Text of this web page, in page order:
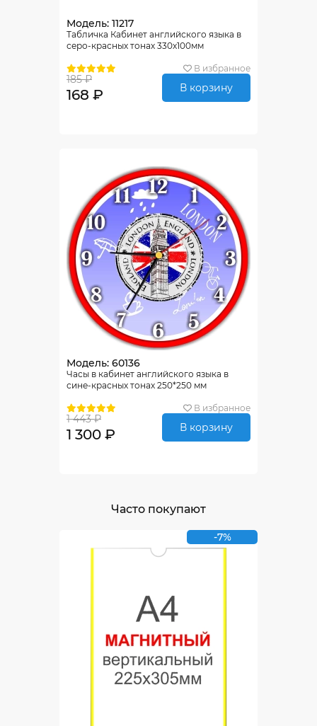
Модель: 11217
Табличка Кабинет английского языка в
серо-красных тонах 330х100мм
В избранное
185 ₽
168 ₽ В корзину
Модель: 60136
Часы в кабинет английского языка в
сине-красных тонах 250*250 мм
В избранное
1 443 ₽
1 300 ₽ В корзину
Часто покупают
-7%